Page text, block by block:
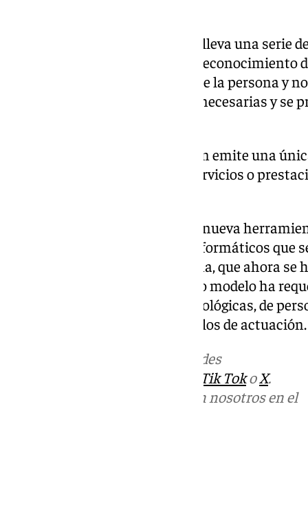
El nuevo modelo de gestión conlleva una serie
procedimiento de valoración y reconocimiento
a una única visita al domicilio de la persona y
los trámites, evita molestias innecesarias y se
De este modo, la Administración emite una
el grado de dependencia y los servicios o
Además, se ha implantado una nueva
frente a los cinco aplicativos informáticos que
expediente de una única persona, que ahora
puesta en marcha de este nuevo modelo ha
adaptaciones de todo tipo (tecnológicas, de
planificación) y nuevos protocolos de actuación.
en las redes
Tik TokoX.
Puedes ponerte en contacto con nosotros en el